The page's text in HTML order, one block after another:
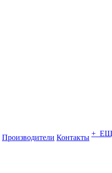
Производители Контакты +